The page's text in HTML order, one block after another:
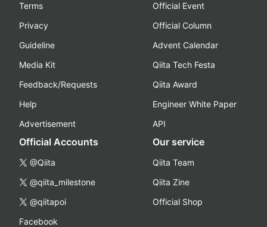
Terms
Privacy
Guideline
Media Kit
Feedback/Requests
Help
Advertisement
Official Event
Official Column
Advent Calendar
Qiita Tech Festa
Qiita Award
Engineer White Paper
API
Official Accounts
@Qiita
@qiita_milestone
@qiitapoi
Facebook
Our service
Qiita Team
Qiita Zine
Official Shop